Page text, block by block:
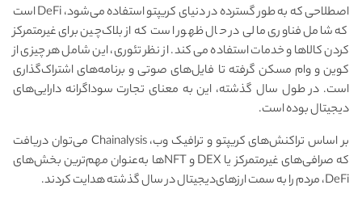
اصطلاحی که به طور گسترده در دنیای کریپتو استفاده می‌شود، DeFi است
که شامل فناوری مالی در حال ظهور است که از بلاک‌چین برای غیرمتمرکز
کردن کالاها و خدمات استفاده می کند. از نظر تئوری، این شامل هر چیزی از
کوین و وام مسکن گرفته تا فایل‌های صوتی و برنامه‌های اشتراک‌گذاری
است. در طول سال گذشته، این به معنای تجارت سوداگرانه دارایی‌های
دیجیتال بوده است.
بر اساس تراکنش‌های کریپتو و ترافیک وب، Chainalysis می‌توان دریافت
که صرافی‌های غیرمتمرکز یا DEX و NFT‌ها به‌عنوان مهم‌ترین بخش‌های
DeFi، مردم را به سمت ارزهای‌دیجیتال در سال گذشته هدایت کردند.